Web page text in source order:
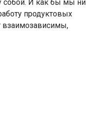
И как бы мы ни
продуктовых
взаимозависимы,